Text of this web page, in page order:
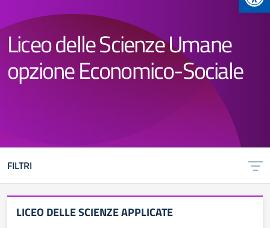
Liceo delle Scienze Umane
opzione Economico-Sociale
FILTRI
LICEO DELLE SCIENZE APPLICATE